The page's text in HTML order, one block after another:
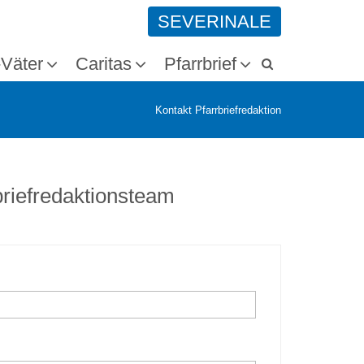
SEVERINALE
Caritas Pfarrbrief
Kontakt Pfarrbriefredaktion